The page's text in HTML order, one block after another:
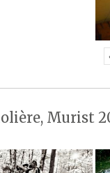
Murist